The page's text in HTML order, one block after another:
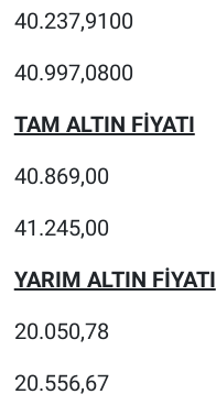
40.237,9100
40.997,0800
TAM ALTIN FİYATI
40.869,00
41.245,00
YARIM ALTIN FİYATI
20.050,78
20.556,67